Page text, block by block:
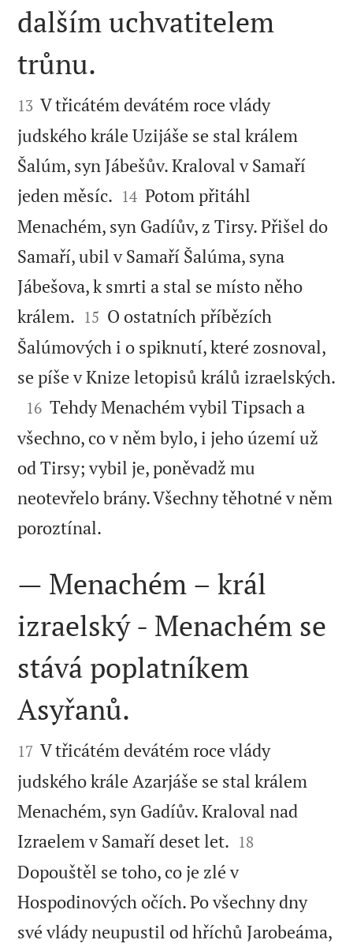

dalším uchvatitelem
trůnu.

13 V třicátém devátém roce vlády
judského krále Uzijáše se stal králem
Šalúm, syn Jábešův. Kraloval v Samaří
jeden měsíc. 

14 Potom přitáhl
Menachém, syn Gadíův, z Tirsy. Přišel do
Samaří, ubil v Samaří Šalúma, syna
Jábešova, k smrti a stal se místo něho
králem. 

15 O ostatních příbězích
Šalúmových i o spiknutí, které zosnoval,
se píše v Knize letopisů králů izraelských.


16 Tehdy Menachém vybil Tipsach a
všechno, co v něm bylo, i jeho území už
od Tirsy; vybil je, poněvadž mu
neotevřelo brány. Všechny těhotné v něm
poroztínal.

— Menachém – král
izraelský - Menachém se
stává poplatníkem
Asyřanů.

17 V třicátém devátém roce vlády
judského krále Azarjáše se stal králem
Menachém, syn Gadíův. Kraloval nad
Izraelem v Samaří deset let. 

18
Dopouštěl se toho, co je zlé v
Hospodinových očích. Po všechny dny
své vlády neupustil od hříchů Jarobeáma,